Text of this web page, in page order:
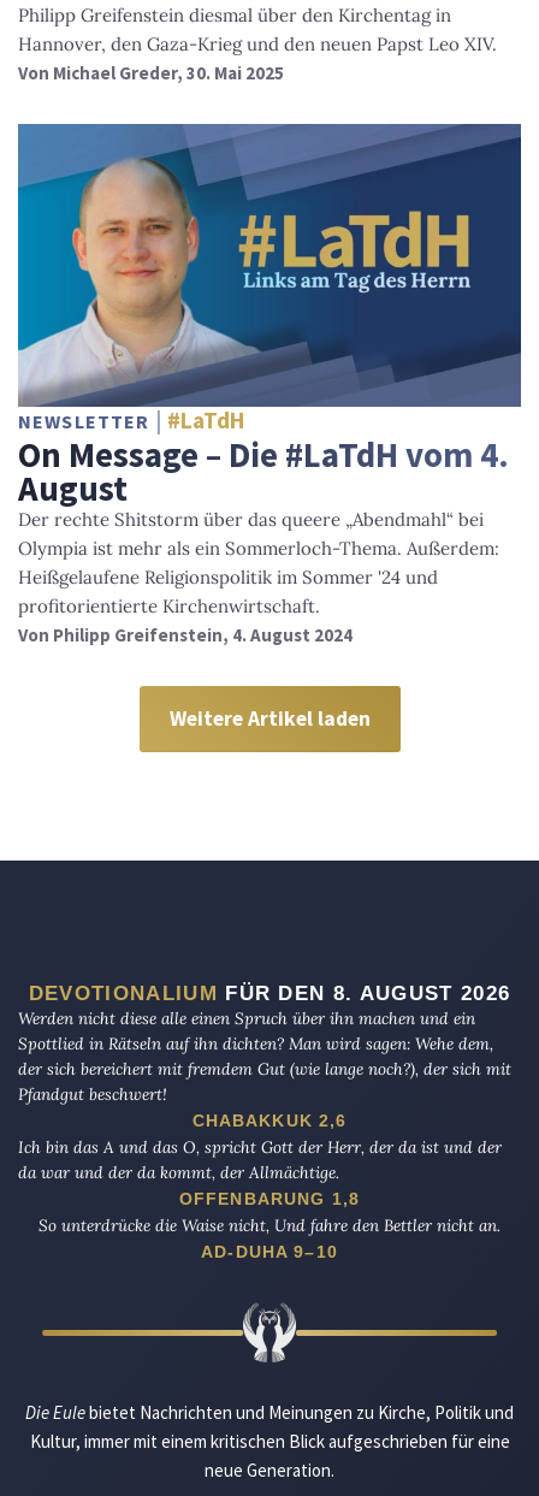
Philipp Greifenstein diesmal über den Kirchentag in
Hannover, den Gaza-Krieg und den neuen Papst Leo XIV.
Von Michael Greder, 30. Mai 2025
NEWSLETTER #LaTdH
On Message – Die #LaTdH vom 4.
August
Der rechte Shitstorm über das queere „Abendmahl“ bei
Olympia ist mehr als ein Sommerloch-Thema. Außerdem:
Heißgelaufene Religionspolitik im Sommer '24 und
profitorientierte Kirchenwirtschaft.
Von Philipp Greifenstein, 4. August 2024
Weitere Artikel laden
DEVOTIONALIUM FÜR DEN 8. AUGUST 2026
Werden nicht diese alle einen Spruch über ihn machen und ein
Spottlied in Rätseln auf ihn dichten? Man wird sagen: Wehe dem,
der sich bereichert mit fremdem Gut (wie lange noch?), der sich mit
Pfandgut beschwert!
CHABAKKUK 2,6
Ich bin das A und das O, spricht Gott der Herr, der da ist und der
da war und der da kommt, der Allmächtige.
OFFENBARUNG 1,8
So unterdrücke die Waise nicht, Und fahre den Bettler nicht an.
AD-DUHA 9–10
Die Eulebietet Nachrichten und Meinungen zu Kirche, Politik und
Kultur, immer mit einem kritischen Blick aufgeschrieben für eine
neue Generation.